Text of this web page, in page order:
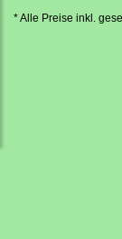
* Alle Preise inkl.